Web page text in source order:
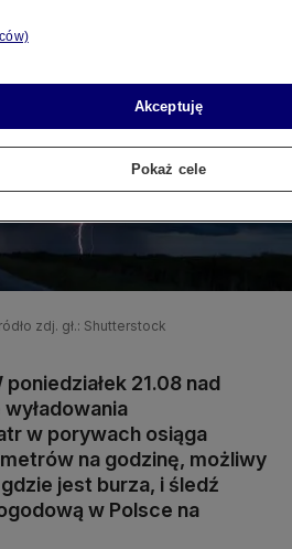
zdj. gł.: Shutterstock
21.08 nad
w porywach osiąga
na godzinę, możliwy
jest burza, i śledź
w Polsce na
Akceptuję
Pokaż cele